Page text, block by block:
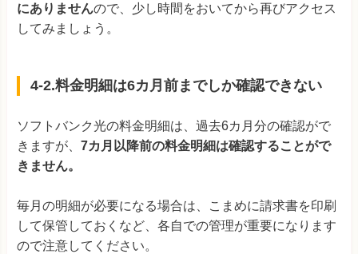
にありませんので、少し時間をおいてから再びアクセス
してみましょう。
4-2.料金明細は6カ月前までしか確認できない
ソフトバンク光の料金明細は、過去6カ月分の確認がで
きますが、 7カ月以降前の料金明細は確認することがで
きません。
毎月の明細が必要になる場合は、こまめに請求書を印刷
して保管しておくなど、各自での管理が重要になります
ので注意してください。